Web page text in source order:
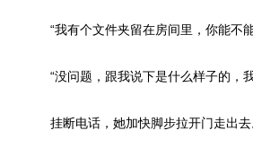
“我有个文件夹留在房间里，你能不
“没问题，跟我说下是什么样子的，
挂断电话，她加快脚步拉开门走出去